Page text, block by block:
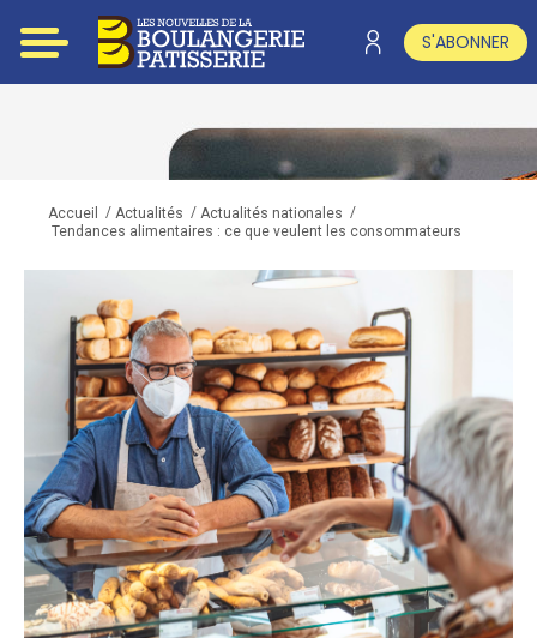
S'ABONNER
Accueil / Actualités / Actualités nationales /
Tendances alimentaires : ce que veulent les consommateurs